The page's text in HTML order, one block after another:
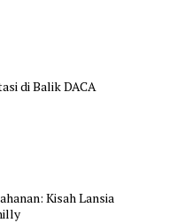
di Balik DACA
Kisah Lansia